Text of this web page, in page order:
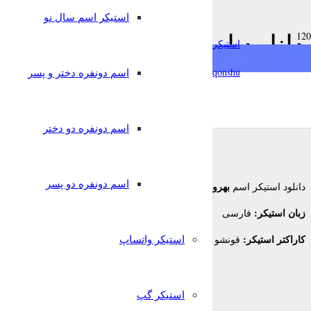
استیکرساز
qonshu@
استیکر اسم سال نو
اسم دونفره دختر و پسر
اسم دونفره دو دختر
اسم دونفره دو پسر
استیکر واتساپ
استیکر گپ
دانلود استیکر اسم بهروز
دانلود استیکر اسم بهروز
زبان استیکر: فارسی
کاراکتر استیکر: قونشو